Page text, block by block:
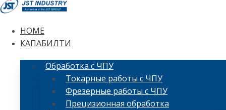
HOME
КАПАБИЛТИ
Обработка с ЧПУ
Токарные работы с ЧПУ
Фрезерные работы с ЧПУ
Прецизионная обработка